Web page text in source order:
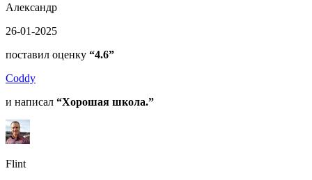
Александр
26-01-2025
поставил оценку “4.6”
Coddy
и написал “Хорошая школа.”
Flint